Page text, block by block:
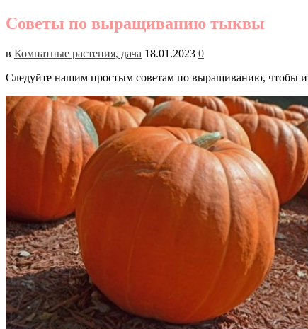
Советы по выращиванию тыквы
в Комнатные растения, дача 18.01.2023 0
Следуйте нашим простым советам по выращиванию, чтобы